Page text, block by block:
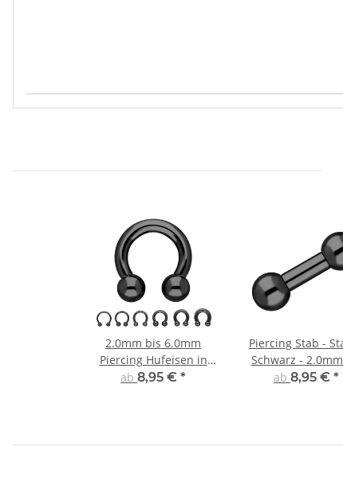
Produkteigenschaft
Wert
2.0mm bis 6.0mm
Piercing Hufeisen in
Schwarz
ab 8,95 € *
Piercing Stab -
Schwarz -
6.0mm
ab 8,95 € *